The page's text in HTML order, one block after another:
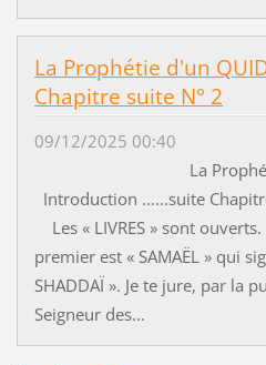
La Prophétie d'un
Chapitre suite N° 2
09/12/2025 00:40
La Prophétie
Introduction
Les « LIVRES » sont
premier est « SAMAËL » qui
SHADDAÏ ». Je te jure, par la
Seigneur des...